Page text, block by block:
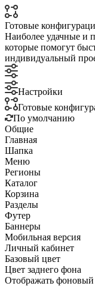
Готовые
Наиболее удачные и
которые помогут
индивидуальный
Настройки
Готовые
По умолчанию
Общие
Главная
Шапка
Меню
Регионы
Каталог
Корзина
Разделы
Футер
Баннеры
Мобильная версия
Личный кабинет
Базовый цвет
Цвет заднего фона
Отображать фоновый